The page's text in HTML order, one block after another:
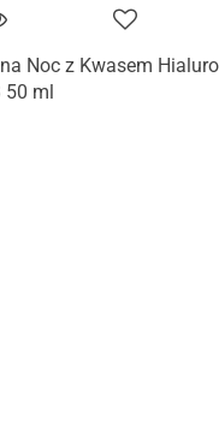
Noc z Kwasem
50 ml